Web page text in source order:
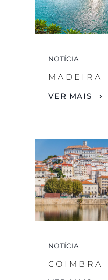
NOTÍCIA
MADEIRA
VER MAIS
NOTÍCIA
COIMBRA